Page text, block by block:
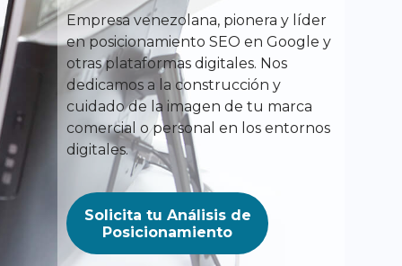
Empresa venezolana, pionera y líder
en posicionamiento SEO en Google y
otras plataformas digitales. Nos
dedicamos a la construcción y
cuidado de la imagen de tu marca
comercial o personal en los entornos
digitales.
Solicita tu Análisis de
Posicionamiento